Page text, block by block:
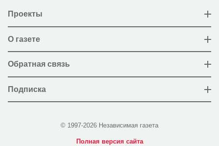
Проекты
О газете
Обратная связь
Подписка
© 1997-2026 Независимая газета
Полная версия сайта